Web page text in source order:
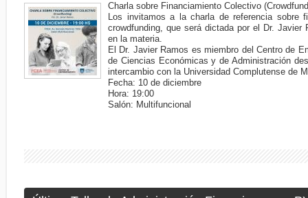
Charla sobre Financiamiento Colectivo
Los invitamos a la charla de referencia sobre
crowdfunding, que será dictada por el Dr. Javier
en la materia.
El Dr. Javier Ramos es miembro del Centro de
de Ciencias Económicas y de Administración
intercambio con la Universidad Complutense de
Fecha: 10 de diciembre
Hora: 19:00
Salón: Multifuncional